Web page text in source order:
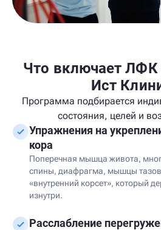
Что включает
Ист
Программа подбирается
состояния, целей и
Упражнения на
кора
Поперечная мышца живота,
спины, диафрагма, мышцы
«внутренний корсет», который
изнутри.
Расслабление